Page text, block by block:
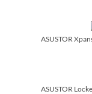
ASUSTOR
ASUSTOR